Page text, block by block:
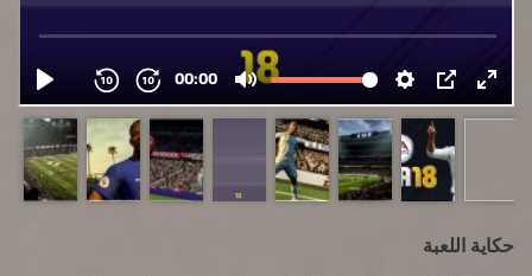
حكاية اللعبة